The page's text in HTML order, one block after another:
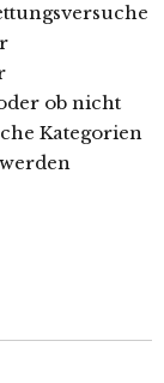
ob nicht
Kategorien